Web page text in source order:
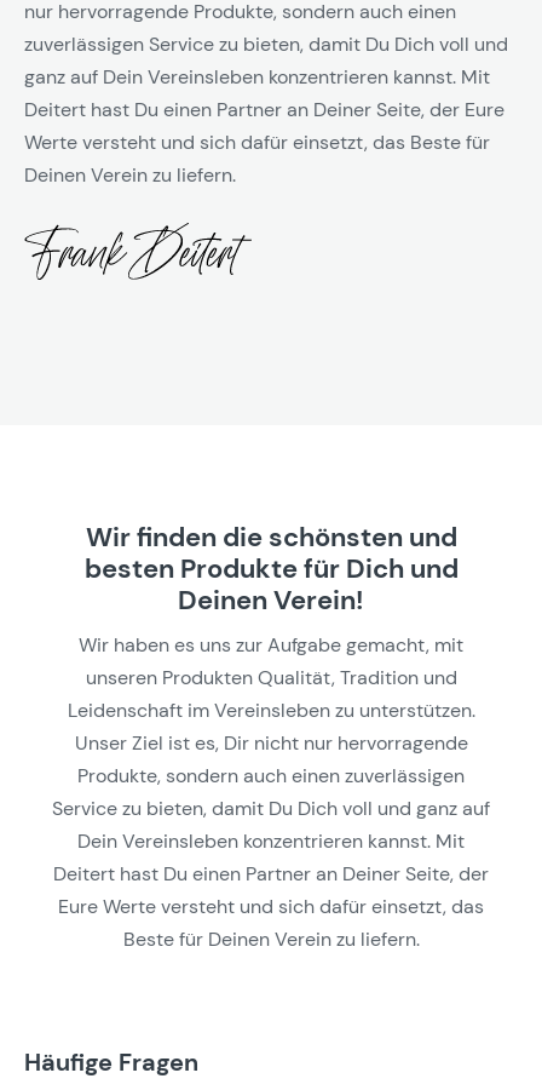
nur hervorragende Produkte, sondern auch einen
zuverlässigen Service zu bieten, damit Du Dich voll und
ganz auf Dein Vereinsleben konzentrieren kannst. Mit
Deitert hast Du einen Partner an Deiner Seite, der Eure
Werte versteht und sich dafür einsetzt, das Beste für
Deinen Verein zu liefern.
Wir finden die schönsten und
besten Produkte für Dich und
Deinen Verein!
Wir haben es uns zur Aufgabe gemacht, mit
unseren Produkten Qualität, Tradition und
Leidenschaft im Vereinsleben zu unterstützen.
Unser Ziel ist es, Dir nicht nur hervorragende
Produkte, sondern auch einen zuverlässigen
Service zu bieten, damit Du Dich voll und ganz auf
Dein Vereinsleben konzentrieren kannst. Mit
Deitert hast Du einen Partner an Deiner Seite, der
Eure Werte versteht und sich dafür einsetzt, das
Beste für Deinen Verein zu liefern.
Häufige Fragen